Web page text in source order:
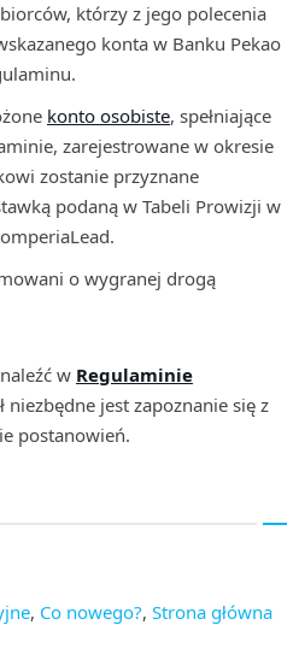
którzy z jego polecenia
konta w Banku Pekao
konto osobiste, spełniające
zarejestrowane w okresie
zostanie przyznane
podaną w Tabeli Prowizji w
o wygranej drogą
w Regulaminie
niezbędne jest zapoznanie się z
postanowień.
, Co nowego?, Strona główna